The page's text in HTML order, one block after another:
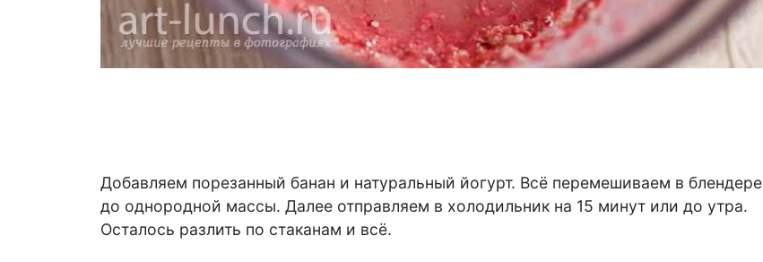
Добавляем порезанный банан и натуральный йогурт. Всё перемешиваем в блендере
до однородной массы. Далее отправляем в холодильник на 15 минут или до утра.
Осталось разлить по стаканам и всё.